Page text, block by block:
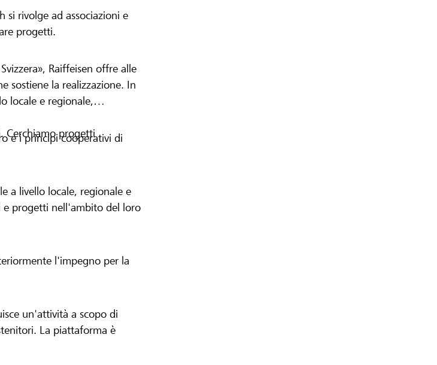
rivolge ad associazioni e
progetti.
Raiffeisen offre alle
sostiene la realizzazione. In
locale e regionale,
Cerchiamo progetti
e i principi cooperativi di
a livello locale, regionale e
e progetti nell'ambito del loro
l'impegno per la
un'attività a scopo di
La piattaforma è